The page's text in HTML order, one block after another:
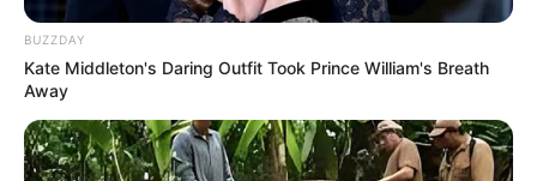
BUZZDAY
Kate Middleton's Daring Outfit Took Prince William's Breath
Away